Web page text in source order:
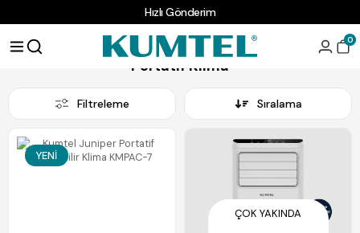
Hızlı Gönderim
0
Anasayfa SOĞUTUCU Klima Portatif Klima
Portatif Klima
Filtreleme Sıralama
YENI
ÇOK YAKINDA